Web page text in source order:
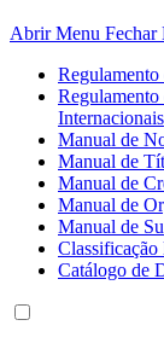
Abrir Menu Fechar
Internacionais
Manual de
Manual de
Manual de
Manual de
Manual de
Catálogo de